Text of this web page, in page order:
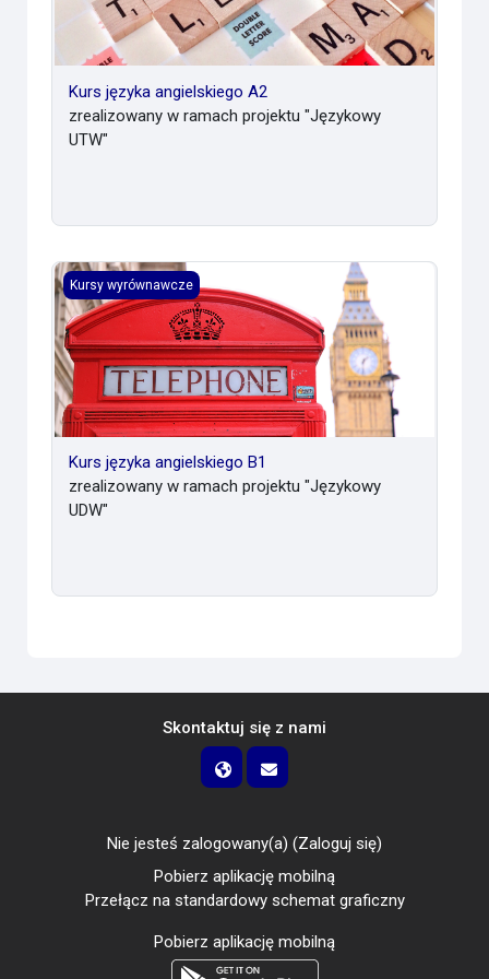
Kurs języka angielskiego A2
zrealizowany w ramach projektu "Językowy
UTW"
Kurs języka angielskiego B1
Kursy wyrównawcze
Kurs języka angielskiego B1
zrealizowany w ramach projektu "Językowy
UDW"
Skontaktuj się z nami
Nie jesteś zalogowany(a) (Zaloguj się)
Pobierz aplikację mobilną
Przełącz na standardowy schemat graficzny
Pobierz aplikację mobilną